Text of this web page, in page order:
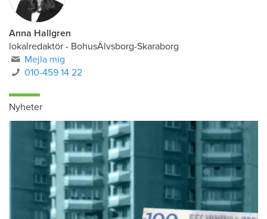
Anna Hallgren
lokalredaktör - BohusÄlvsborg-Skaraborg
Mejla mig
010-459 14 22
Nyheter